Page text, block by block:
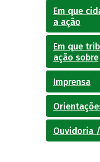
Em que
a ação
Em que
ação sobre
Imprensa
Ouvidoria